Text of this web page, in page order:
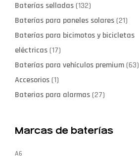
Baterías selladas(132)
Baterías para paneles solares(21)
Baterías para bicimotos y bicicletas
eléctricas(17)
Baterías para vehículos premium(63)
Accesorios(1)
Baterias para alarmas(27)
Marcas de baterías
A6